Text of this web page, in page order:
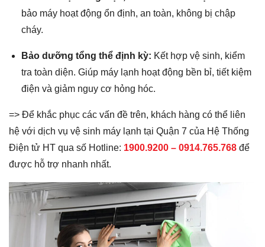
bảo máy hoạt động ổn định, an toàn, không bị chập
cháy.
Bảo dưỡng tổng thể định kỳ: Kết hợp vệ sinh, kiểm
tra toàn diện. Giúp máy lạnh hoạt động bền bỉ, tiết kiệm
điện và giảm nguy cơ hỏng hóc.
=> Để khắc phục các vấn đề trên, khách hàng có thể liên
hệ với dịch vụ vệ sinh máy lạnh tại Quận 7 của Hệ Thống
Điện tử HT qua số Hotline: 1900.9200 – 0914.765.768 để
được hỗ trợ nhanh nhất.